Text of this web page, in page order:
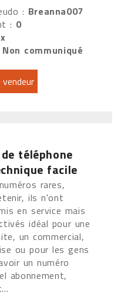
: Breanna007
: 0
Non communiqué
téléphone
facile
rares,
ils n'ont
en service mais
idéal pour une
un commercial,
ou pour les gens
un numéro
abonnement,